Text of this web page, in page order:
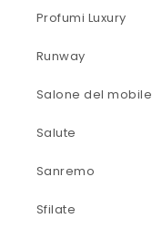
Profumi Luxury
Runway
Salone del mobile
Salute
Sanremo
Sfilate